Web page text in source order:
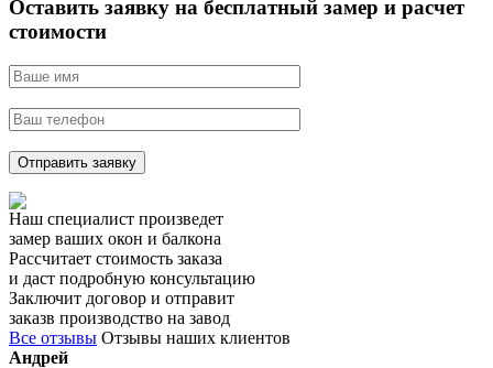
Оставить заявку на бесплатный замер и расчет
стоимости
Отправить заявку
Наш специалист произведет
замер ваших окон и балкона
Рассчитает стоимость заказа
и даст подробную консультацию
Заключит договор и отправит
заказв производство на завод
Все отзывы Отзывы наших клиентов
Андрей